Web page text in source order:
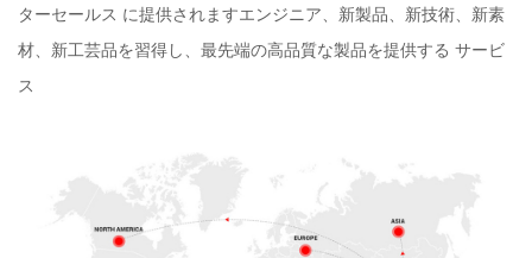
ターセールス に提供されますエンジニア、新製品、新技術、新素
材、新工芸品を習得し、最先端の高品質な製品を提供する サービ
ス